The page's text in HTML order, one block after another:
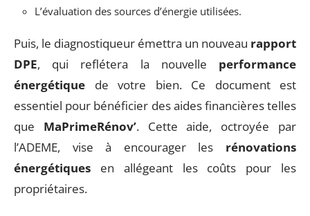
L’évaluation des sources d’énergie utilisées.
Puis, le diagnostiqueur émettra un nouveau rapport
DPE, qui reflétera la nouvelle performance
énergétique de votre bien. Ce document est
essentiel pour bénéficier des aides financières telles
que MaPrimeRénov’. Cette aide, octroyée par
l’ADEME, vise à encourager les rénovations
énergétiques en allégeant les coûts pour les
propriétaires.